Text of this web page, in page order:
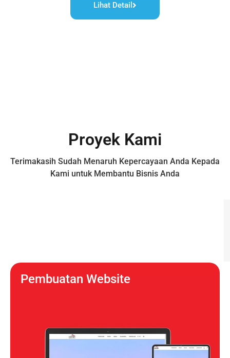
Lihat Detail
Proyek Kami
Terimakasih Sudah Menaruh Kepercayaan Anda Kepada
Kami untuk Membantu Bisnis Anda
Pembuatan Website